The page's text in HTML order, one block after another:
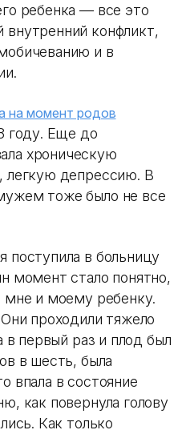
ребенка — все это
конфликт,
и в
на момент родов
году. Еще до
хроническую
легкую депрессию. В
тоже было не все
поступила в больницу
момент стало понятно,
мне и моему ребенку.
проходили тяжело
в первый раз и плод был
в шесть, была
впала в состояние
как повернула голову
Как только